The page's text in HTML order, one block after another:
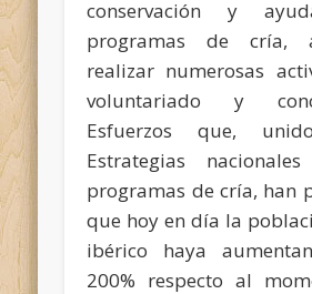
conservación y
programas de cría,
realizar numerosas
voluntariado y
Esfuerzos que,
Estrategias
programas de cría, han
que hoy en día la
ibérico haya
200% respecto al